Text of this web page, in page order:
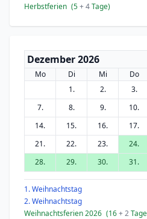
Herbstferien (5+ 4Tage)
Dezember 2026
Mo Di Mi Do
1.
2. 3.
7.
8. 9. 10.
14.
15. 16. 17.
21.
22. 23. 24.
28.
29. 30. 31.
1. Weihnachtstag
2. Weihnachtstag
Weihnachtsferien 2026 (16+ 2